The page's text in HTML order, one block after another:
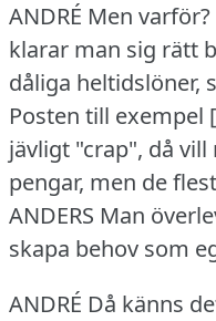
ANDRÉ Men varför?
klarar man sig rätt
dåliga heltidslöner,
Posten till
jävligt "crap", då
pengar, men de
ANDERS Man
skapa behov som
ANDRÉ Då känns